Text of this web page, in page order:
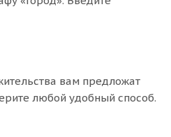
вам предложат
любой удобный способ.